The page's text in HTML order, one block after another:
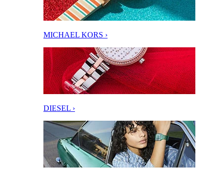
MICHAEL KORS ›
DIESEL ›